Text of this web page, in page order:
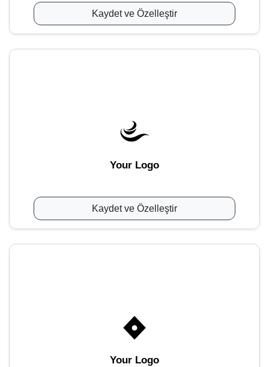
Kaydet ve Özelleştir
Your Logo
Kaydet ve Özelleştir
Your Logo